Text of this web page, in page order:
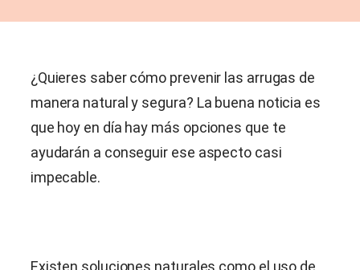
¿Quieres saber cómo prevenir las arrugas de
manera natural y segura? La buena noticia es
que hoy en día hay más opciones que te
ayudarán a conseguir ese aspecto casi
impecable.
Existen soluciones naturales como el uso de